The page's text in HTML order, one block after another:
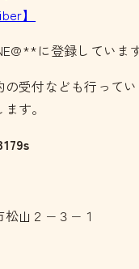
】
に登録しています
の受付なども行って
す。
松山２−３−１